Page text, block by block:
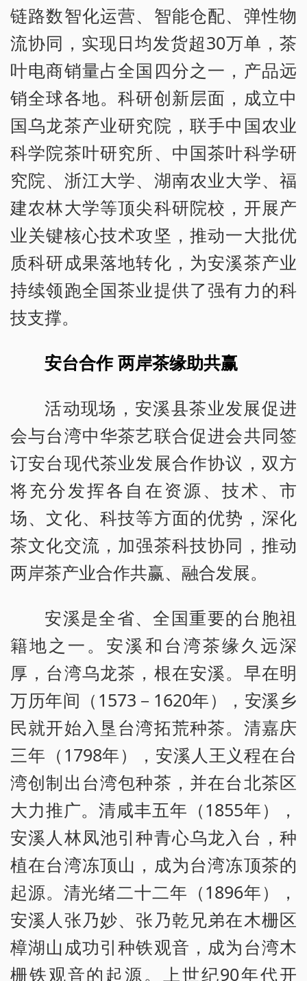
链路数智化运营、智能仓配、弹性物
流协同，实现日均发货超30万单，茶
叶电商销量占全国四分之一，产品远
销全球各地。科研创新层面，成立中
国乌龙茶产业研究院，联手中国农业
科学院茶叶研究所、中国茶叶科学研
究院、浙江大学、湖南农业大学、福
建农林大学等顶尖科研院校，开展产
业关键核心技术攻坚，推动一大批优
质科研成果落地转化，为安溪茶产业
持续领跑全国茶业提供了强有力的科
技支撑。
安台合作 两岸茶缘助共赢
活动现场，安溪县茶业发展促进
会与台湾中华茶艺联合促进会共同签
订安台现代茶业发展合作协议，双方
将充分发挥各自在资源、技术、市
场、文化、科技等方面的优势，深化
茶文化交流，加强茶科技协同，推动
两岸茶产业合作共赢、融合发展。
安溪是全省、全国重要的台胞祖
籍地之一。安溪和台湾茶缘久远深
厚，台湾乌龙茶，根在安溪。早在明
万历年间（1573－1620年），安溪乡
民就开始入垦台湾拓荒种茶。清嘉庆
三年（1798年），安溪人王义程在台
湾创制出台湾包种茶，并在台北茶区
大力推广。清咸丰五年（1855年），
安溪人林凤池引种青心乌龙入台，种
植在台湾冻顶山，成为台湾冻顶茶的
起源。清光绪二十二年（1896年），
安溪人张乃妙、张乃乾兄弟在木栅区
樟湖山成功引种铁观音，成为台湾木
栅铁观音的起源。上世纪90年代开